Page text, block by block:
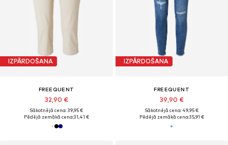
IZPĀRDOŠANA
FREEQUENT
32,90 €
Sākotnējā cena: 39,95 €
Pēdējā zemākā cena:31,41 €
IZPĀRDOŠANA
FREEQUENT
39,90 €
Sākotnējā cena: 49,95 €
Pēdējā zemākā cena:35,91 €